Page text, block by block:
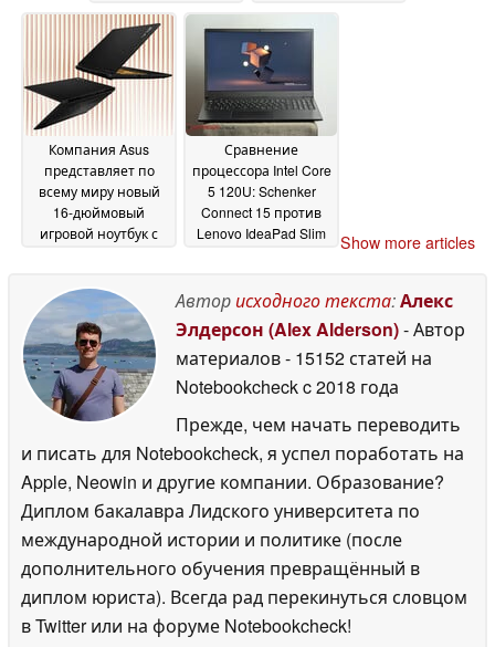
компания снижает
цены
памятью LPCAMM2 и
процессором Intel
Panther Lake
Компания Asus
представляет по
всему миру новый
16-дюймовый
игровой ноутбук с
видеокартами
мощностью 85 Вт
June 2026
Сравнение
процессора Intel Core
5 120U: Schenker
Connect 15 против
Lenovo IdeaPad Slim
в играх26 June 2026
Show more articles
Авторисходного текста:Алекс
Элдерсон (Alex Alderson)- Автор
материалов- 15152 статей на
Notebookcheckc 2018 года
Прежде, чем начать переводить
и писать для Notebookcheck, я успел поработать на
Apple, Neowin и другие компании. Образование?
Диплом бакалавра Лидского университета по
международной истории и политике (после
дополнительного обучения превращённый в
диплом юриста). Всегда рад перекинуться словцом
в Twitter или на форуме Notebookcheck!